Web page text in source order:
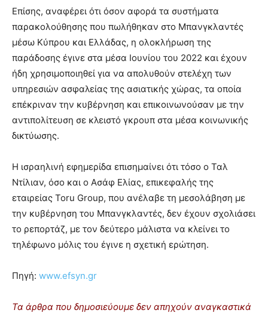
Επίσης, αναφέρει ότι όσον αφορά τα συστήματα
παρακολούθησης που πωλήθηκαν στο Μπανγκλαντές
μέσω Κύπρου και Ελλάδας, η ολοκλήρωση της
παράδοσης έγινε στα μέσα Ιουνίου του 2022 και έχουν
ήδη χρησιμοποιηθεί για να απολυθούν στελέχη των
υπηρεσιών ασφαλείας της ασιατικής χώρας, τα οποία
επέκριναν την κυβέρνηση και επικοινωνούσαν με την
αντιπολίτευση σε κλειστό γκρουπ στα μέσα κοινωνικής
δικτύωσης.
Η ισραηλινή εφημερίδα επισημαίνει ότι τόσο ο Ταλ
Ντίλιαν, όσο και ο Ασάφ Ελίας, επικεφαλής της
εταιρείας Toru Group, που ανέλαβε τη μεσολάβηση με
την κυβέρνηση του Μπανγκλαντές, δεν έχουν σχολιάσει
το ρεπορτάζ, με τον δεύτερο μάλιστα να κλείνει το
τηλέφωνο μόλις του έγινε η σχετική ερώτηση.
Πηγή: www.efsyn.gr
Τα άρθρα που δημοσιεύουμε δεν απηχούν αναγκαστικά